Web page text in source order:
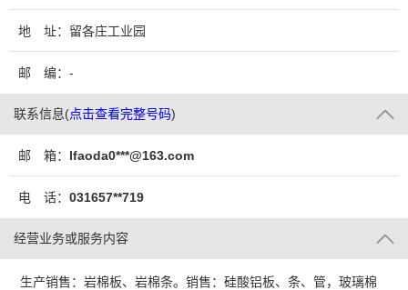
地 址：留各庄工业园
邮 编：-
联系信息(点击查看完整号码)
邮 箱： lfaoda0***@163.com
电 话： 031657**719
经营业务或服务内容
生产销售：岩棉板、岩棉条。销售：硅酸铝板、条、管，玻璃棉